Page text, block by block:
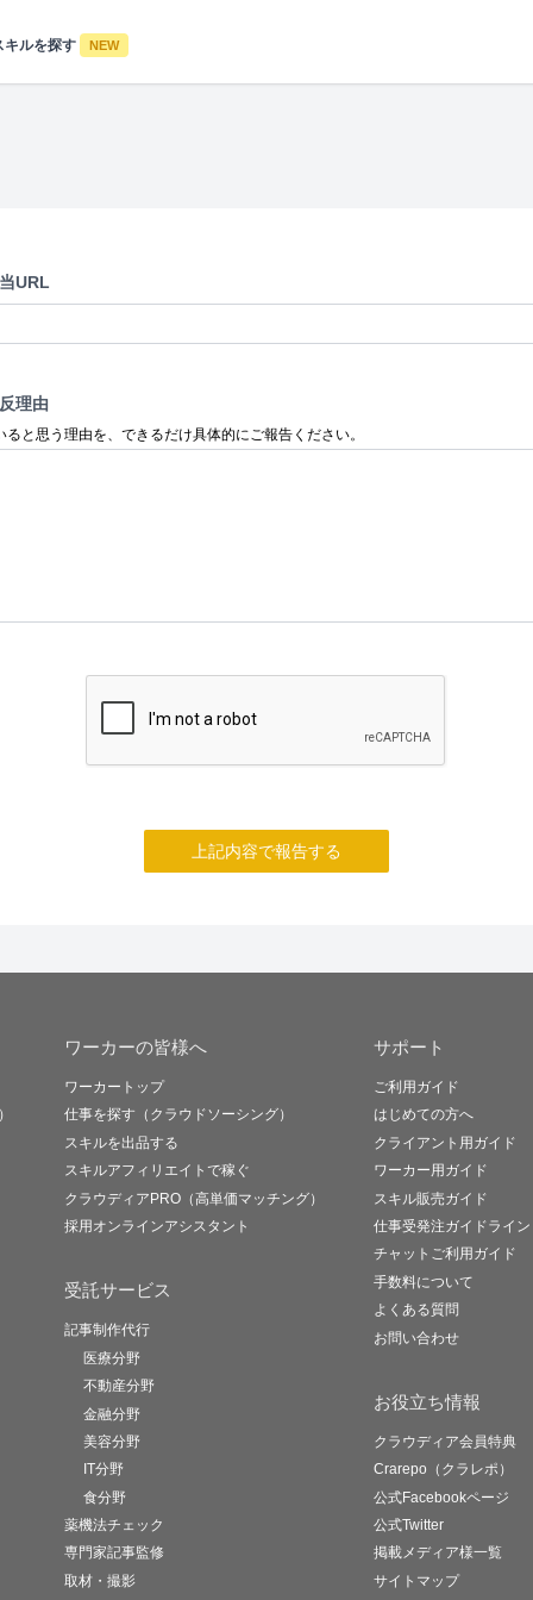
キルを探す NEW
URL
理由
ると思う理由を、できるだけ具体的にご報告ください。
上記内容で報告する
ワーカーの皆様へ
ワーカートップ
仕事を探す（クラウドソーシング）
スキルを出品する
スキルアフィリエイトで稼ぐ
クラウディアPRO（高単価マッチング）
採用オンラインアシスタント
受託サービス
記事制作代行
医療分野
不動産分野
金融分野
美容分野
IT分野
食分野
薬機法チェック
専門家記事監修
取材・撮影
サポート
ご利用ガイド
はじめての方へ
クライアント用ガイド
ワーカー用ガイド
スキル販売ガイド
仕事受発注ガイドライン
チャットご利用ガイド
手数料について
よくある質問
お問い合わせ
お役立ち情報
クラウディア会員特典
Crarepo（クラレポ）
公式Facebookページ
公式Twitter
掲載メディア様一覧
サイトマップ